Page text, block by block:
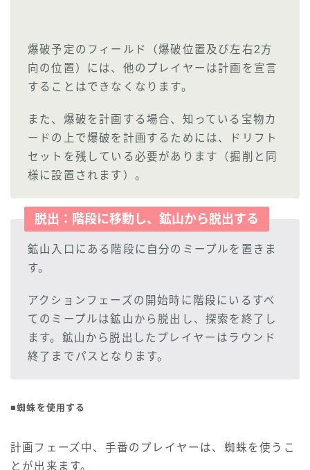
爆破予定のフィールド（爆破位置及び左右2方
向の位置）には、他のプレイヤーは計画を宣言
することはできなくなります。
また、爆破を計画する場合、知っている宝物カ
ードの上で爆破を計画するためには、ドリフト
セットを残している必要があります（掘削と同
様に設置されます）。
脱出：階段に移動し、鉱山から脱出する
鉱山入口にある階段に自分のミープルを置きま
す。
アクションフェーズの開始時に階段にいるすべ
てのミープルは鉱山から脱出し、探索を終了し
ます。鉱山から脱出したプレイヤーはラウンド
終了までパスとなります。
■蜘蛛を使用する
計画フェーズ中、手番のプレイヤーは、蜘蛛を使うこ
とが出来ます。